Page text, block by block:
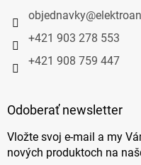
objednavky@
+421 903 278 553
+421 908 759 447
Odoberať newsletter
Vložte svoj e-mail a my
nových produktoch na